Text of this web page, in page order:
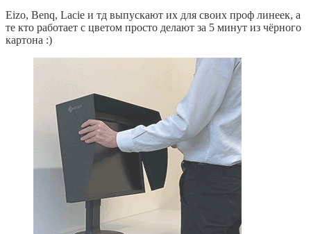
Eizo, Benq, Lacie и тд выпускают их для своих проф линеек, а
те кто работает с цветом просто делают за 5 минут из чёрного
картона :)